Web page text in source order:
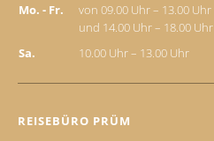
Mo. - Fr.
von 09.00 Uhr – 13.00 Uhr
und 14.00 Uhr – 18.00 Uhr
Sa.
10.00 Uhr – 13.00 Uhr
REISEBÜRO PRÜM